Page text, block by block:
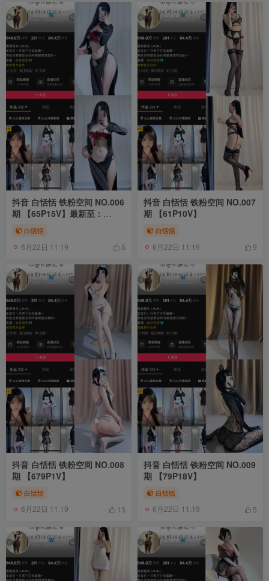
抖音 白恬恬 铁粉空间 NO.006
期 【65P15V】最新至：
白恬恬
6月22日 11:19 5
抖音 白恬恬 铁粉空间 NO.007
期 【61P10V】
白恬恬
6月22日 11:19 9
抖音 白恬恬 铁粉空间 NO.008
期 【679P1V】
白恬恬
6月22日 11:19 13
抖音 白恬恬 铁粉空间 NO.009
期 【79P18V】
白恬恬
6月22日 11:19 5